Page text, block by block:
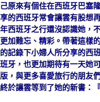
己原來有個住在西班牙巴塞
享的西班牙常會讓雲有股想
年西班牙之行還沒認識她，
更加難忘、精彩。帶著這樣
的記錄下小婦人所分享的西
班牙，也更加期待有一天她
版，與更多喜愛旅行的朋友
終於讓雲等到了她的新書：